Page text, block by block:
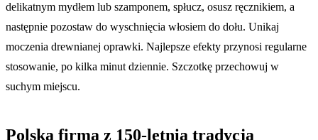
delikatnym mydłem lub szamponem, spłucz, osusz ręcznikiem, a
następnie pozostaw do wyschnięcia włosiem do dołu. Unikaj
moczenia drewnianej oprawki. Najlepsze efekty przynosi regularne
stosowanie, po kilka minut dziennie. Szczotkę przechowuj w
suchym miejscu.
Polska firma z 150-letnia tradycją